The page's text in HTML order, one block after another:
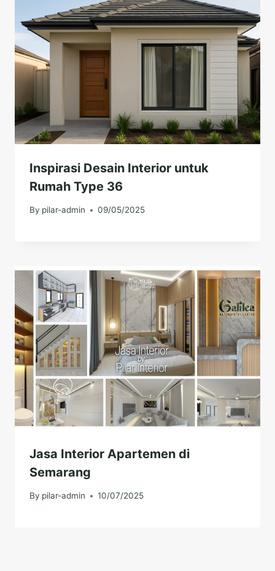
Inspirasi Desain Interior untuk
Rumah Type 36
By pilar-admin 09/05/2025
Jasa Interior Apartemen di
Semarang
By pilar-admin 10/07/2025